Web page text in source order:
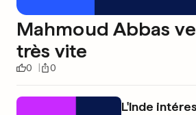
Mahmoud Abbas
très vite
0 0
L'Inde